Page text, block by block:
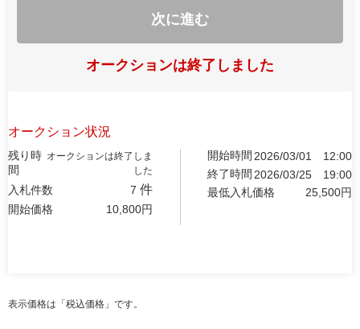
次に進む
オークションは終了しました
オークション状況
残り時
間
オークションは終了しま
した
入札件数 7 件
開始価格 10,800円
開始時間 2026/03/01
12:00
終了時間 2026/03/25
19:00
最低入札価格
25,500円
表示価格は「税込価格」です。